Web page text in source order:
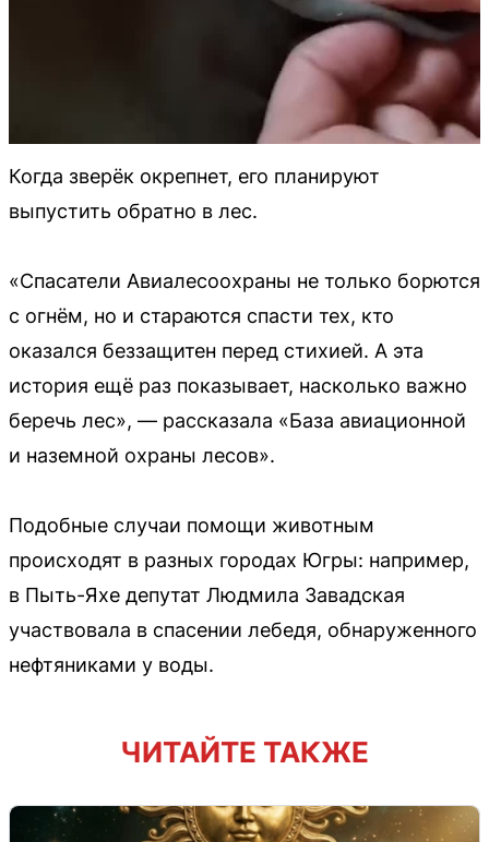
Когда зверёк окрепнет, его планируют
выпустить обратно в лес.
«Спасатели Авиалесоохраны не только борются
с огнём, но и стараются спасти тех, кто
оказался беззащитен перед стихией. А эта
история ещё раз показывает, насколько важно
беречь лес», — рассказала «База авиационной
и наземной охраны лесов».
Подобные случаи помощи животным
происходят в разных городах Югры: например,
в Пыть-Яхе депутат Людмила Завадская
участвовала в спасении лебедя, обнаруженного
нефтяниками у воды.
ЧИТАЙТЕ ТАКЖЕ